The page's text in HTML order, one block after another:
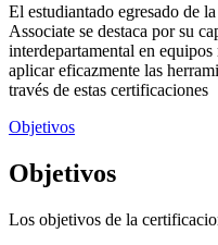
El estudiantado egresado de
Associate se destaca por su
interdepartamental en
aplicar eficazmente las
través de estas certificaciones
Objetivos
Objetivos
Los objetivos de la